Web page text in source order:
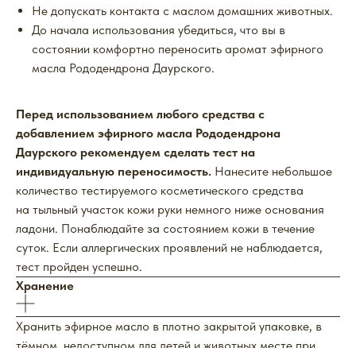
Не допускать контакта с маслом домашних животных.
До начала использования убедиться, что вы в
состоянии комфортно переносить аромат эфирного
масла Рододендрона Даурского.
Перед использованием любого средства с
добавлением эфирного масла Рододендрона
Даурского рекомендуем сделать тест на
индивидуальную переносимость. Нанесите небольшое
количество тестируемого косметического средства
на тыльный участок кожи руки немного ниже основания
ладони. Понаблюдайте за состоянием кожи в течение
суток. Если аллергических проявлений не наблюдается,
тест пройден успешно.
Хранение
Хранить эфирное масло в плотно закрытой упаковке, в